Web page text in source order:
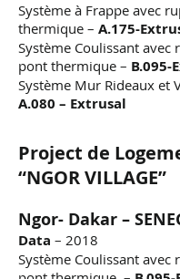
Système à Frappe avec
thermique – A.175-
Système Coulissant avec
pont thermique – B.095-
Système Mur Rideaux et
A.080 – Extrusal
Project de
“NGOR VILLAGE”
Ngor- Dakar –
Data – 2018
Système Coulissant avec